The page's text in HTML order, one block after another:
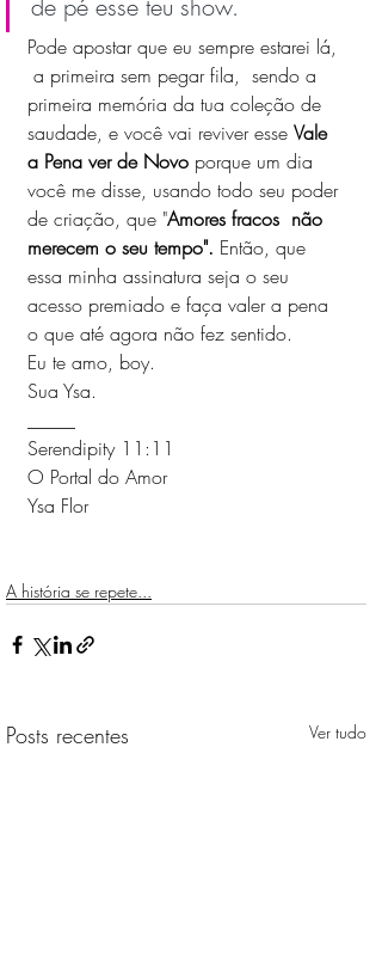
de pé esse teu show.
Pode apostar que eu sempre estarei lá,
a primeira sem pegar fila,  sendo a
primeira memória da tua coleção de
saudade, e você vai reviver esse Vale
a Pena ver de Novo porque um dia
você me disse, usando todo seu poder
de criação, que "Amores fracos  não
merecem o seu tempo". Então, que
essa minha assinatura seja o seu
acesso premiado e faça valer a pena
o que até agora não fez sentido.
Eu te amo, boy.
Sua Ysa.
Serendipity 11:11
O Portal do Amor
Ysa Flor
A história se repete...
Posts recentes Ver tudo